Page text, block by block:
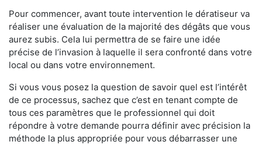
Pour commencer, avant toute intervention le dératiseur va
réaliser une évaluation de la majorité des dégâts que vous
aurez subis. Cela lui permettra de se faire une idée
précise de l’invasion à laquelle il sera confronté dans votre
local ou dans votre environnement.
Si vous vous posez la question de savoir quel est l’intérêt
de ce processus, sachez que c’est en tenant compte de
tous ces paramètres que le professionnel qui doit
répondre à votre demande pourra définir avec précision la
méthode la plus appropriée pour vous débarrasser une